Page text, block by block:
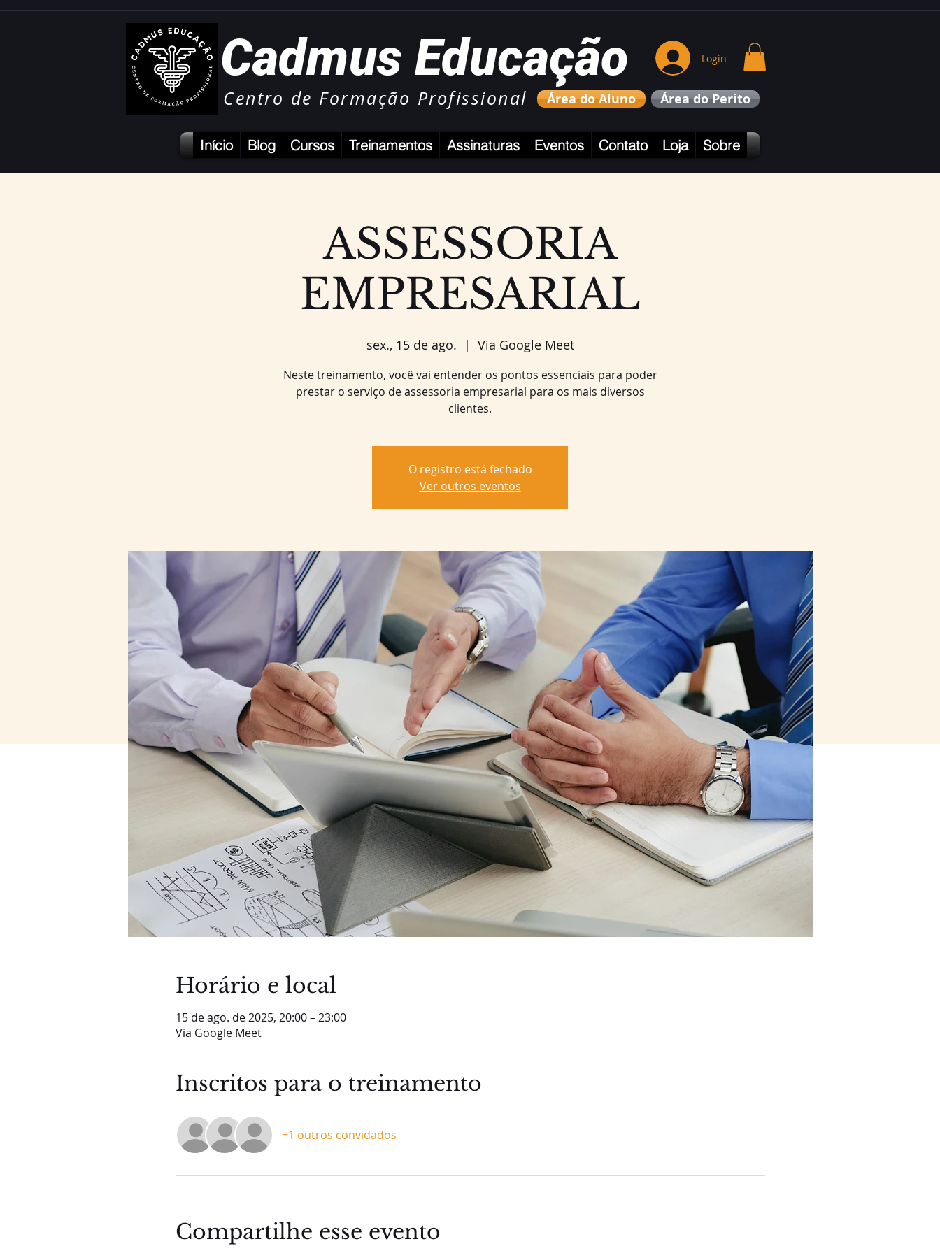
Cadmus Educação
Centro de Formação Profissional Área do Aluno
Login
Área do Perito
Início Blog Cursos Treinamentos Assinaturas Eventos Contato Loja Sobre
ASSESSORIA
EMPRESARIAL
sex., 15 de ago.
  |
Via Google Meet
Neste treinamento, você vai entender os pontos essenciais para poder
prestar o serviço de assessoria empresarial para os mais diversos
O registro está fechado
Ver outros eventos
Horário e local
15 de ago. de 2025, 20:00 – 23:00
Via Google Meet
Inscritos para o treinamento
+1 outros convidados
Compartilhe esse evento